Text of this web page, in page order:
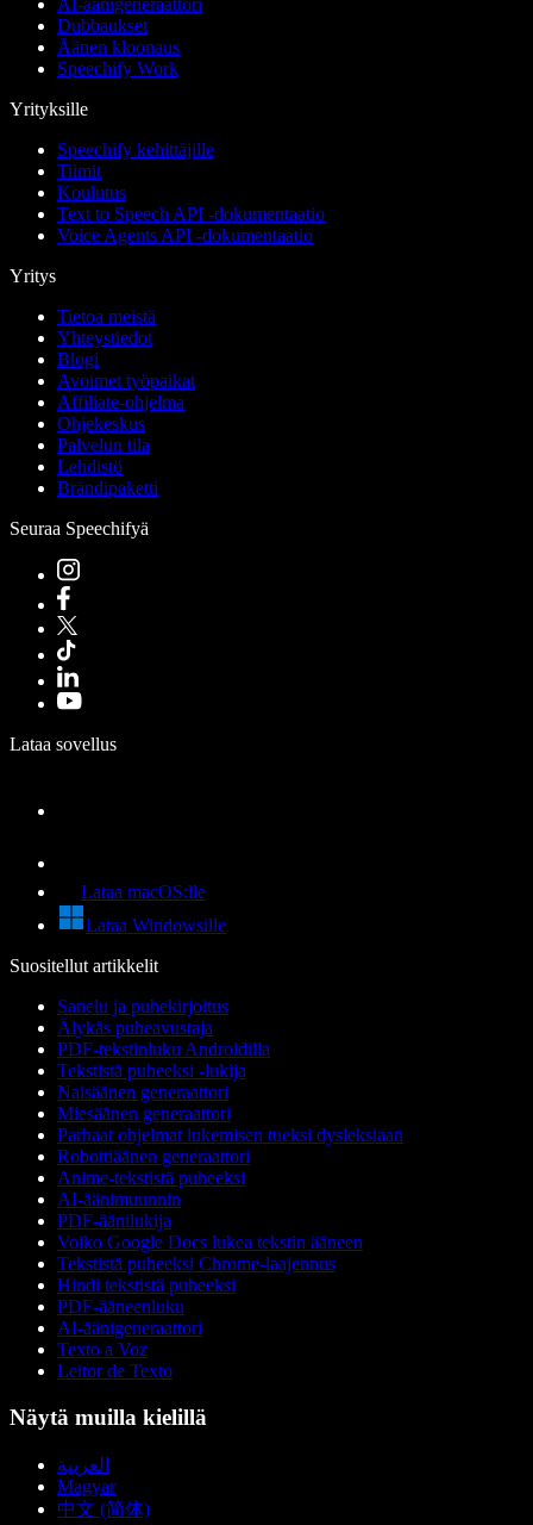
AI-äänigeneraattori
Dubbaukset
Äänen kloonaus
Speechify Work
Yrityksille
Speechify kehittäjille
Tiimit
Koulutus
Text to Speech API -dokumentaatio
Voice Agents API -dokumentaatio
Yritys
Tietoa meistä
Yhteystiedot
Blogi
Avoimet työpaikat
Affiliate-ohjelma
Ohjekeskus
Palvelun tila
Lehdistö
Brändipaketti
Seuraa Speechifyä
Lataa sovellus
Lataa macOS:lle
Lataa Windowsille
Suositellut artikkelit
Sanelu ja puhekirjoitus
Älykäs puheavustaja
PDF-tekstinluku Androidilla
Tekstistä puheeksi -lukija
Naisäänen generaattori
Miesäänen generaattori
Parhaat ohjelmat lukemisen tueksi dysleksiaan
Robottiäänen generaattori
Anime-tekstistä puheeksi
AI-äänimuunnin
PDF-äänilukija
Voiko Google Docs lukea tekstin ääneen
Tekstistä puheeksi Chrome-laajennus
Hindi tekstistä puheeksi
PDF-ääneenluku
AI-äänigeneraattori
Texto a Voz
Leitor de Texto
Näytä muilla kielillä
العربية
Magyar
中文 (简体)